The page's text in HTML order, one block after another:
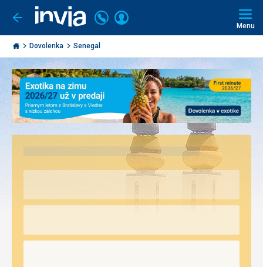
Ísť
späť
Invia.sk
Volajte
+421
2
0493
Prihlásiť
Menu
Dovolenka Senegal